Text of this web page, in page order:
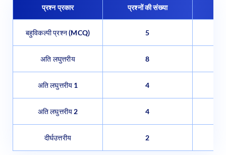
बहुविकल्पी प्रश्न (MCQ) 5
अति लघुत्तरीय 8
अति लघुत्तरीय 1 4
अति लघुत्तरीय 2 4
दीर्घउत्तरीय 2